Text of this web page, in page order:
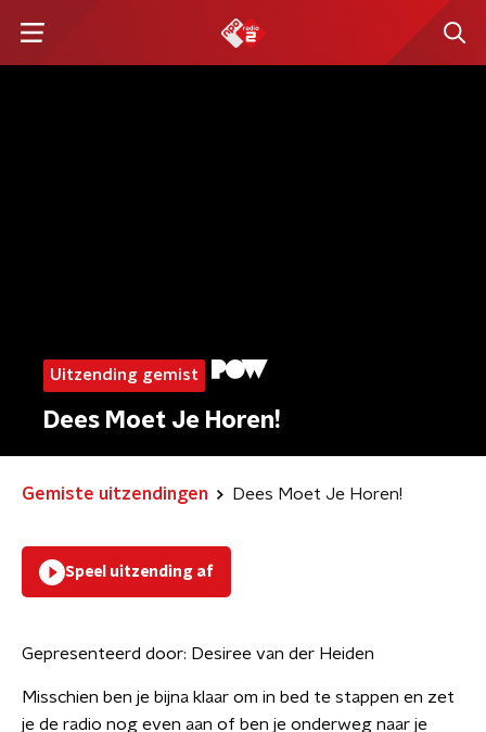
Uitzending gemist
Dees Moet Je Horen!
Gemiste uitzendingen Dees Moet Je Horen!
Speel uitzending af
Gepresenteerd door: Desiree van der Heiden
Misschien ben je bijna klaar om in bed te stappen en zet
je de radio nog even aan of ben je onderweg naar je